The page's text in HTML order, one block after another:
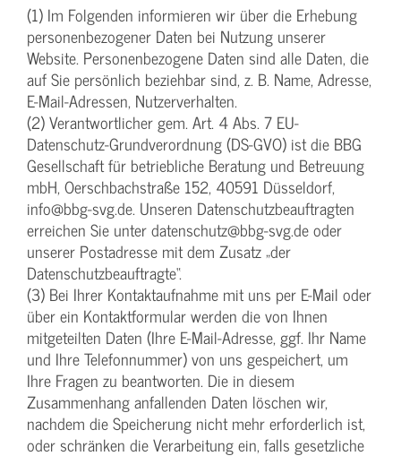
(1) Im Folgenden informieren wir über die Erhebung
personenbezogener Daten bei Nutzung unserer
Website. Personenbezogene Daten sind alle Daten, die
auf Sie persönlich beziehbar sind, z. B. Name, Adresse,
E-Mail-Adressen, Nutzerverhalten.
(2) Verantwortlicher gem. Art. 4 Abs. 7 EU-
Datenschutz-Grundverordnung (DS-GVO) ist die BBG
Gesellschaft für betriebliche Beratung und Betreuung
mbH, Oerschbachstraße 152, 40591 Düsseldorf,
info@bbg-svg.de. Unseren Datenschutzbeauftragten
erreichen Sie unter datenschutz@bbg-svg.de oder
unserer Postadresse mit dem Zusatz „der
Datenschutzbeauftragte“.
(3) Bei Ihrer Kontaktaufnahme mit uns per E-Mail oder
über ein Kontaktformular werden die von Ihnen
mitgeteilten Daten (Ihre E-Mail-Adresse, ggf. Ihr Name
und Ihre Telefonnummer) von uns gespeichert, um
Ihre Fragen zu beantworten. Die in diesem
Zusammenhang anfallenden Daten löschen wir,
nachdem die Speicherung nicht mehr erforderlich ist,
oder schränken die Verarbeitung ein, falls gesetzliche